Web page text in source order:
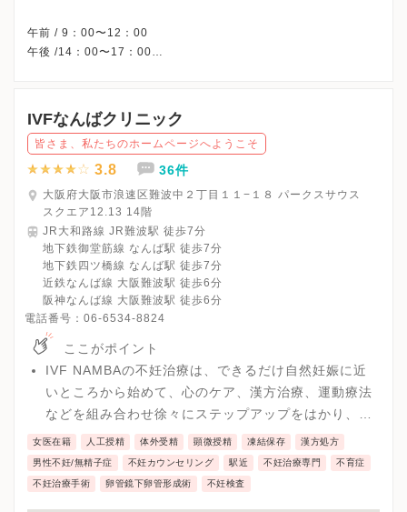
午前 / 9：00〜12：00
午後 /14：00〜17：00
※予約診療（木曜の午後・日・祝日）をご希望の方は前日まで
に、時間外診療（18：00～21：00）をご希望の方は当日17時ま
でにお電話ください。
※受診前には必ずクリニックHPを確認、または直接お問い合わせ
IVFなんばクリニック
皆さま、私たちのホームページへようこそ
3.8 36件
大阪府大阪市浪速区難波中２丁目１１−１８ パークスサウス
スクエア12.13 14階
JR大和路線 JR難波駅 徒歩7分
地下鉄御堂筋線 なんば駅 徒歩7分
地下鉄四ツ橋線 なんば駅 徒歩7分
近鉄なんば線 大阪難波駅 徒歩6分
阪神なんば線 大阪難波駅 徒歩6分
電話番号： 06-6534-8824
ここがポイント
IVF NAMBAの不妊治療は、できるだけ自然妊娠に近
いところから始めて、心のケア、漢方治療、運動療法
などを組み合わせ徐々にステップアップをはかり、6
ヶ月ごとに必ず次の段階に進みます。体外受精や顕微
授精といった最先端医療や反復体外受精不成功の着床
障害検査・治療、着床前診断、卵管が詰まっている方
女医在籍 人工授精 体外受精 顕微授精 凍結保存 漢方処方
男性不妊/無精子症 不妊カウンセリング 駅近 不妊治療専門 不育症
不妊治療手術 卵管鏡下卵管形成術 不妊検査